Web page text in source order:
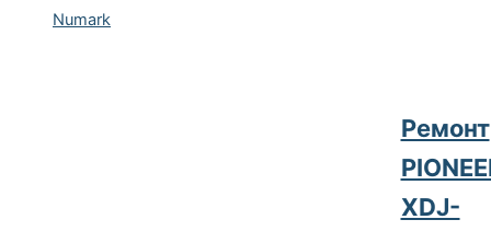
Numark
Ремонт
XDJ-